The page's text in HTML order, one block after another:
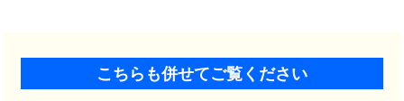
こちらも併せてご覧ください